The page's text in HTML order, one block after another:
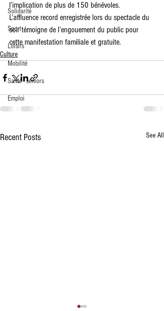
Solidarité
Sport
Loisirs
Mobilité
Santé - seniors
Emploi
l’implication de plus de 150 bénévoles.
L’affluence record enregistrée lors du spectacle du
soir témoigne de l’engouement du public pour
cette manifestation familiale et gratuite.
Culture
Recent Posts See All